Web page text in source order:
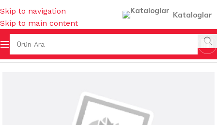
Skip to navigation
Skip to main content
Kataloglar
KİMYASALLARI MUHTELİF TEMİZLİK KİMYASALLARI